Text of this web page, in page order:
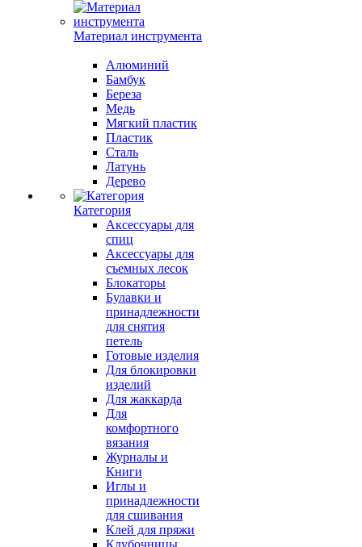
Материал инструмента
Алюминий
Бамбук
Береза
Медь
Мягкий пластик
Пластик
Сталь
Латунь
Дерево
Категория
Аксессуары для
спиц
Аксессуары для
съемных лесок
Блокаторы
Булавки и
принадлежности
для снятия
петель
Готовые изделия
Для блокировки
изделий
Для жаккарда
Для
комфортного
вязания
Журналы и
Книги
Иглы и
принадлежности
для сшивания
Клей для пряжи
Клубочницы